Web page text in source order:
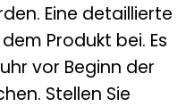
Eine detaillierte
Produkt bei. Es
vor Beginn der
Stellen Sie